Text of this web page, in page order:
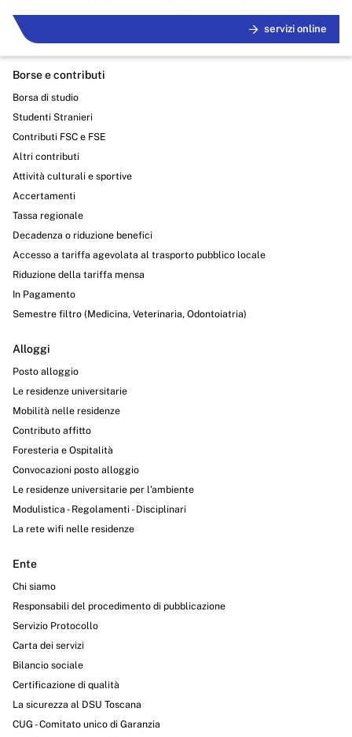
servizi online
Borse e contributi
Borsa di studio
Studenti Stranieri
Contributi FSC e FSE
Altri contributi
Attività culturali e sportive
Accertamenti
Tassa regionale
Decadenza o riduzione benefici
Accesso a tariffa agevolata al trasporto pubblico locale
Riduzione della tariffa mensa
In Pagamento
Semestre filtro (Medicina, Veterinaria, Odontoiatria)
Alloggi
Posto alloggio
Le residenze universitarie
Mobilità nelle residenze
Contributo affitto
Foresteria e Ospitalità
Convocazioni posto alloggio
Le residenze universitarie per l’ambiente
Modulistica - Regolamenti - Disciplinari
La rete wifi nelle residenze
Ente
Chi siamo
Responsabili del procedimento di pubblicazione
Servizio Protocollo
Carta dei servizi
Bilancio sociale
Certificazione di qualità
La sicurezza al DSU Toscana
CUG - Comitato unico di Garanzia